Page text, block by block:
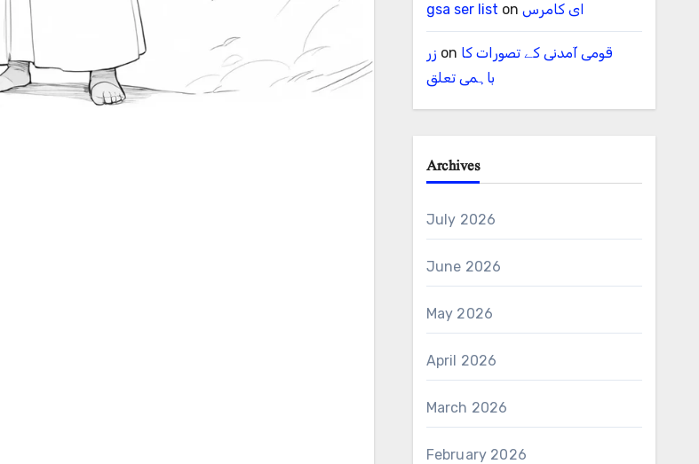
gsa ser list on ای کامرس
زر on قومی آمدنی کے تصورات کا
باہمی تعلق
Archives
July 2026
June 2026
May 2026
April 2026
March 2026
February 2026